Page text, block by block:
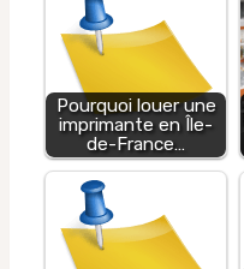
Pourquoi louer une
imprimante en Île-
de-France…